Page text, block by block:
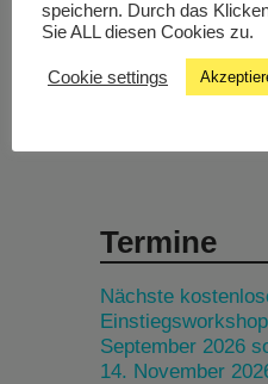
Termine
Nächste
September 2026
14. November
speichern. Durch das
Sie ALL diesen Cookies zu.
Cookie settings